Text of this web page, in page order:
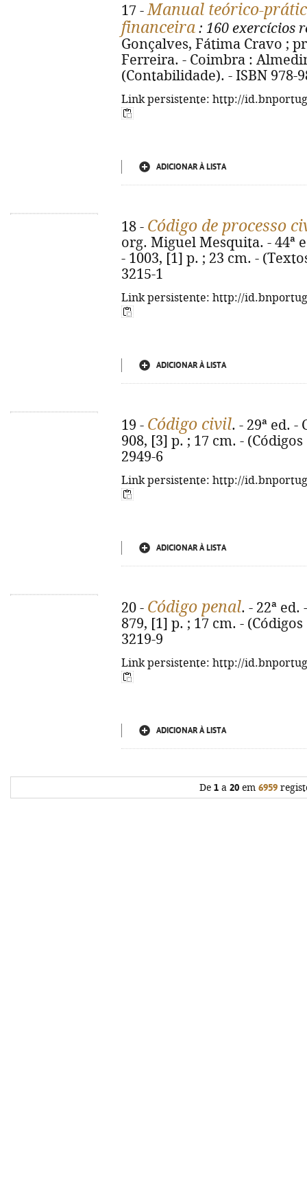
17 -Manual teórico-
financeira : 160 exercícios
Gonçalves, Fátima Cravo ;
Ferreira. - Coimbra :
(Contabilidade). - ISBN 978-
Link persistente: http://
ADICIONAR À LISTA
18 - Código de processo
org. Miguel Mesquita. - 44ª
- 1003, [1] p. ; 23 cm. -
3215-1
Link persistente: http://
ADICIONAR À LISTA
19 - Código civil. - 29ª ed.
908, [3] p. ; 17 cm. -
2949-6
Link persistente: http://
ADICIONAR À LISTA
20 - Código penal. - 22ª
879, [1] p. ; 17 cm. -
3219-9
Link persistente: http://
ADICIONAR À LISTA
De 1a 20em 6959